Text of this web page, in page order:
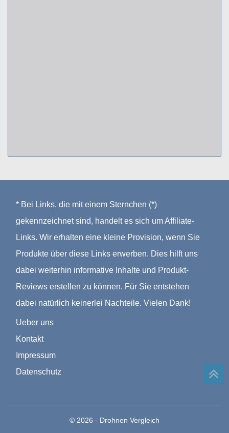
* Bei Links, die mit einem Sternchen (*)
gekennzeichnet sind, handelt es sich um Affiliate-
Links. Wir erhalten eine kleine Provision, wenn Sie
Produkte über diese Links erwerben. Dies hilft uns
dabei weiterhin informative Inhalte und Produkt-
Reviews erstellen zu können. Für Sie entstehen
dabei natürlich keinerlei Nachteile. Vielen Dank!
Ueber uns
Kontakt
Impressum
Datenschutz
© 2026 - Drohnen Vergleich